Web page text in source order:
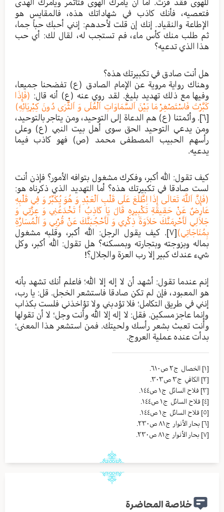
فتعصيه، فأنك كاذب في شهاداتك هذه، فالمقايس هو
الإطاعة والنقياد. إنك إن قلت لأحدهم: إنني أحبك حباً جما،
ثم طلب منك كأس ماء، فم تستجب له، لقال لك: أي حب
هذا الذي تدعيه؟
هل أنت صادق في تكبيرتك هذه؟
وهناك رواية مروية عن الإمام الصادق (ع) تفضحنا جميعا،
وفيها مع ذلك تهديد بليغ. لقد روي عنه (ع) أنه قال: (فَإِذَا
كَبَّرْتَ فَاسْتَصْغِرْ مَا بَيْنَ اَلسَّمَاوَاتِ اَلْعُلَى وَ اَلثَّرَى دُونَ كِبْرِيَائِهِ)
[٦]
. وأئمتنا (ع) هم الدعاة إلى التوحيد، ومن يتاجر بالتوحيد،
ومن يدعي التوحيد الحق سوى أهل بيت النبي (ع) وعلى
رأسهم الحبيب المصطفى محمد (ص) فهو كاذب فيما
يدعيه.
كيف تقول: الله أكبر، وفكرك مشغول بتوافه الأمور؟ فإذن أنت
لست صادقا في تكبيرتك هذه؟ أما التهديد الذي ذكرناه هو:
(فَإِنَّ اَللَّهَ تَعَالَى إِذَا اِطَّلَعَ عَلَى قَلْبِ اَلْعَبْدِ وَ هُوَ يُكَبِّرُ وَ فِي قَلْبِهِ
عَارِضٌ عَنْ حَقِيقَةِ تَكْبِيرِهِ قَالَ يَا كَاذِبُ أَ تَخْدَعُنِي وَ عِزَّتِي وَ
جَلاَلِي لَأَحْرِمَنَّكَ حَلاَوَةَ ذِكْرِي وَ لَأَحْجُبَنَّكَ عَنْ قُرْبِي وَ اَلْمُسَارَّةِ
بِمُنَاجَاتِي)[٧]
. كيف يقول الرجل: الله أكبر، وقلبه مشغول
بماله وبزوجته وبتجارته وبمسكنه؟ هل تقول: الله أكبر، وكل
شيء عندك كبير إلا رب العزة والجلال؟!
إنم عندما تقول: أشهد أن لا إله إلا الله؛ فاعلم أنك تشهد بأنه
هو المعبود، فإن لم تكن صادقا فاستشعر الخجل. قل: يا رب،
إنني في طريق التكامل؛ فلا تؤدبني ولا تؤاخذني فلست بكذاب
وإنما عاجز مسكين. فقل: لا إله إلا الله وأنت وجل؛ لا أن تقولها
وأنت تعبث بشعر رأسك ولحيتك. فمن استشعر هذا المعنى؛
بدأت عنده عملية العروج.
[١]
الخصال ج٢ ص٦١٠.
[٢]
الکافي ج٣ ص٣٠٣.
[٣]
فلاح السائل ج١ ص١٤٤.
[٤]
فلاح السائل ج١ ص١٤٤.
[٥]
فلاح السائل ج١ ص١٤٤.
[٦]
بحار الأنوار ج٨١ ص٢٣٠.
[٧]
بحار الأنوار ج٨١ ص٢٣٠.
خلاصة المحاضرة